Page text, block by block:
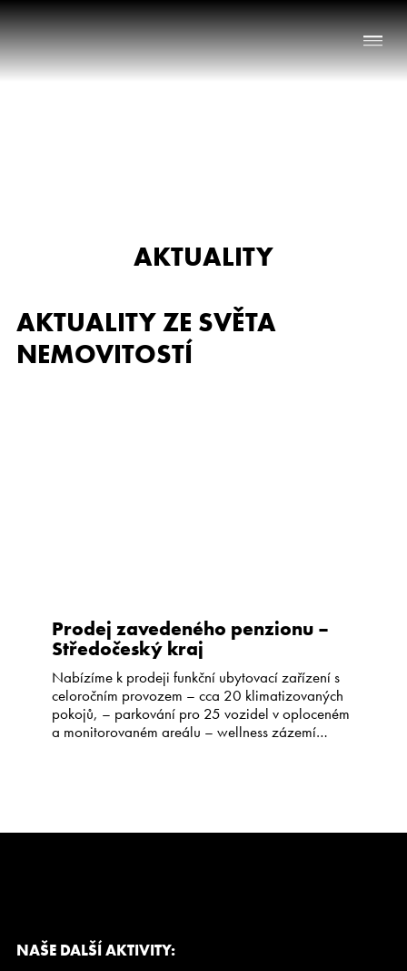
Chci prodat nemovitost
AKTUALITY
AKTUALITY ZE SVĚTA
NEMOVITOSTÍ
Prodej zavedeného penzionu –
Středočeský kraj
Nabízíme k prodeji funkční ubytovací zařízení s
celoročním provozem – cca 20 klimatizovaných
pokojů, – parkování pro 25 vozidel v oploceném
a monitorovaném areálu – wellness zázemí
NAŠE DALŠÍ AKTIVITY: